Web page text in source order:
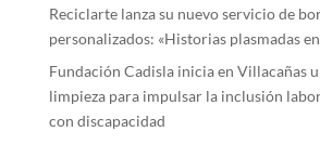
Reciclarte lanza su nuevo servicio de
personalizados: «Historias plasmadas
Fundación Cadisla inicia en Villacañas
limpieza para impulsar la inclusión
con discapacidad